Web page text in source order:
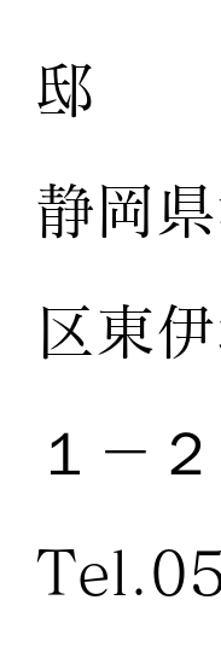
邸
静岡
区東
１－